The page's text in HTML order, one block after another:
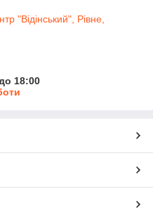
"Відінський", Рівне,
18:00